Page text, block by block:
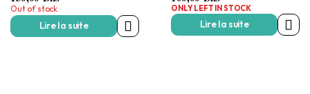
Out of stock
Lire la suite
ONLY LEFT IN STOCK
Lire la suite